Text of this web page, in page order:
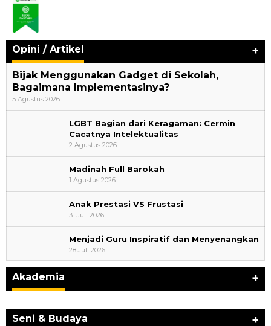
Opini / Artikel +
Bijak Menggunakan Gadget di Sekolah,
Bagaimana Implementasinya?
5 Agustus 2026
LGBT Bagian dari Keragaman: Cermin
Cacatnya Intelektualitas
2 Agustus 2026
Madinah Full Barokah
1 Agustus 2026
Anak Prestasi VS Frustasi
31 Juli 2026
Menjadi Guru Inspiratif dan Menyenangkan
28 Juli 2026
Akademia +
Seni & Budaya +